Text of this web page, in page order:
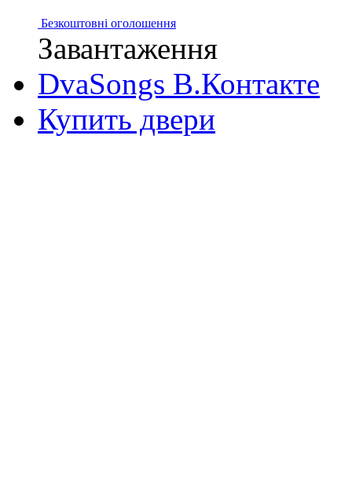
Безкоштовні оголошення
Завантаження
DvaSongs В.Контакте
Купить двери